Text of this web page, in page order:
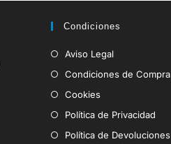
Condiciones
Aviso Legal
Condiciones de Compra
Cookies
Política de Privacidad
Política de Devoluciones